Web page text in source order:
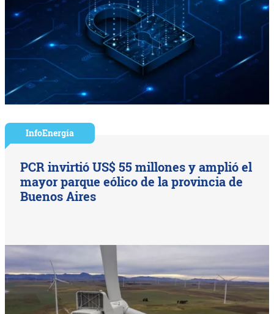
InfoEnergía
PCR invirtió US$ 55 millones y amplió el
mayor parque eólico de la provincia de
Buenos Aires